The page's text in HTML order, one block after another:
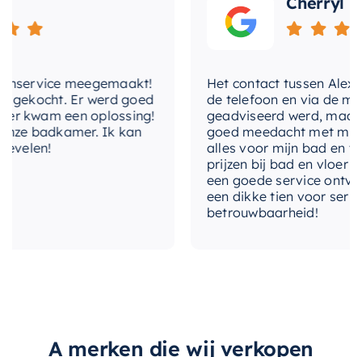
combineert.
meegemaakt!
Er werd goed
een oplossing!
badkamer. Ik kan
Het contact tussen Alex
de telefoon en via de
geadviseerd werd, maar
goed meedacht met mij.
alles voor mijn bad en
prijzen bij bad en vloer
een goede service
een dikke tien voor
betrouwbaarheid!
A merken die wij verkopen